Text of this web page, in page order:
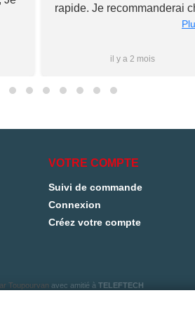
rapide. Je recommanderai
Toupourvan ! Merci bcp
il y a 2 mois
VOTRE COMPTE
Suivi de commande
Connexion
Créez votre compte
Toupourvan avec amitié à TELEFTECH